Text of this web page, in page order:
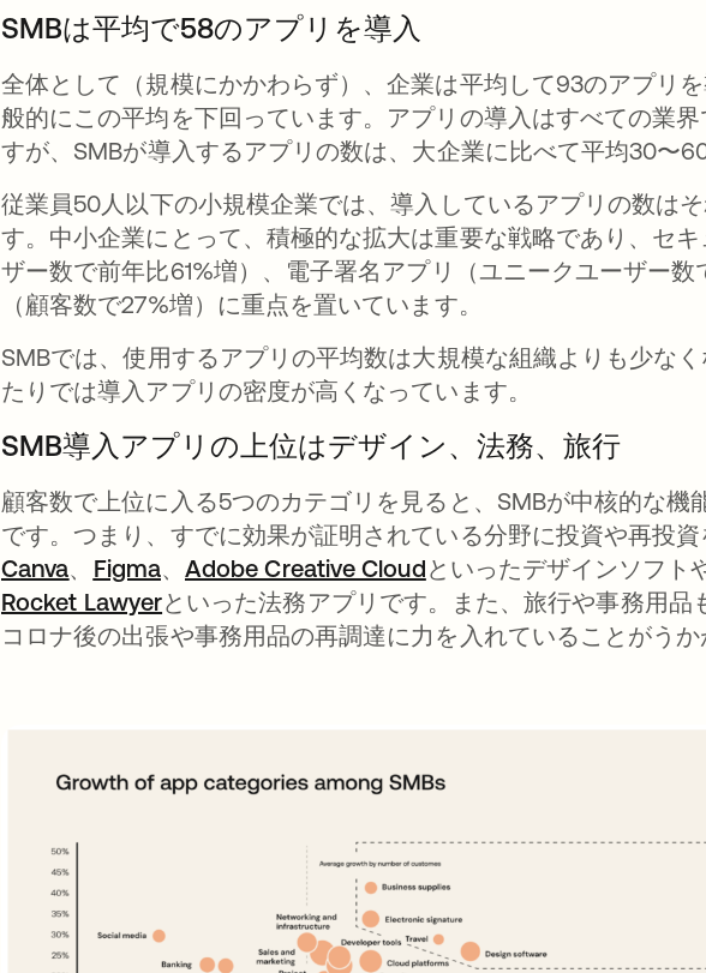
SMBは平均で58のアプリを導入
全体として（規模にかかわらず）、企業は平均して93のアプリ
般的にこの平均を下回っています。アプリの導入はすべての業
すが、SMBが導入するアプリの数は、大企業に比べて平均30〜
従業員50人以下の小規模企業では、導入しているアプリの数は
す。中小企業にとって、積極的な拡大は重要な戦略であり、セ
ザー数で前年比61%増）、電子署名アプリ（ユニークユーザー
（顧客数で27%増）に重点を置いています。
SMBでは、使用するアプリの平均数は大規模な組織よりも少な
たりでは導入アプリの密度が高くなっています。
SMB導入アプリの上位はデザイン、法務、旅行
顧客数で上位に入る5つのカテゴリを見ると、SMBが中核的な機
です。つまり、すでに効果が証明されている分野に投資や再投資
Canva新しいタブで開く
、 Figma新しいタブで開く
、 Adobe Creative Cloud新しいタブで開く
といったデザインソフト
Rocket Lawyer新しいタブで開く
といった法務アプリです。また、旅行や事務用品
コロナ後の出張や事務用品の再調達に力を入れていることがうか